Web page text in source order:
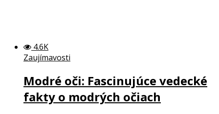
4.6K
Zaujímavosti
Modré oči: Fascinujúce vedecké
fakty o modrých očiach